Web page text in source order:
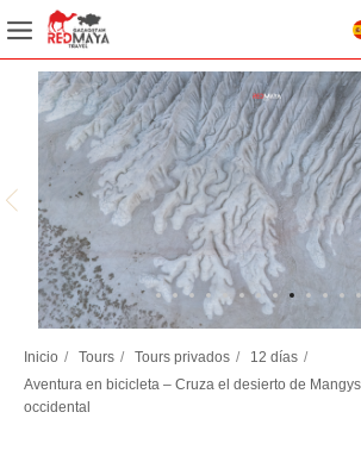
Inicio / Tours / Tours privados / 12 días /
Aventura en bicicleta – Cruza el desierto de
occidental
Tour privado guiado - 12 DÍAS
Aventura en bicicleta – Cruza el
desierto de Mangystau, Kazajistán